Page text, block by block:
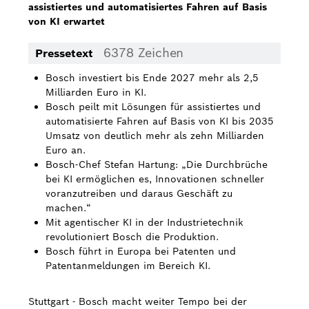
Über uns
Karriere bei Bosch in Österreich
Bosch Weltweit
Kontakt
assistiertes und automatisiertes Fahren auf Basis
von KI erwartet
Pressetext 6378 Zeichen
Bosch investiert bis Ende 2027 mehr als 2,5
Milliarden Euro in KI.
Bosch peilt mit Lösungen für assistiertes und
automatisierte Fahren auf Basis von KI bis 2035
Umsatz von deutlich mehr als zehn Milliarden
Euro an.
Bosch-Chef Stefan Hartung: „Die Durchbrüche
bei KI ermöglichen es, Innovationen schneller
voranzutreiben und daraus Geschäft zu
machen.“
Mit agentischer KI in der Industrietechnik
revolutioniert Bosch die Produktion.
Bosch führt in Europa bei Patenten und
Patentanmeldungen im Bereich KI.
Stuttgart - Bosch macht weiter Tempo bei der